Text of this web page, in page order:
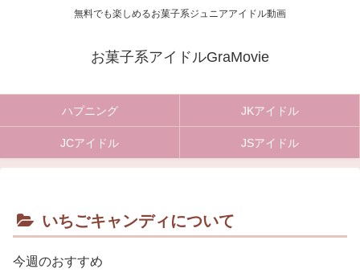
無料でも楽しめるお菓子系ジュニアアイドル動画
お菓子系アイドルGraMovie
ハプニング JKアイドル
JCアイドル JSアイドル
いちごキャンディについて
今週のおすすめ